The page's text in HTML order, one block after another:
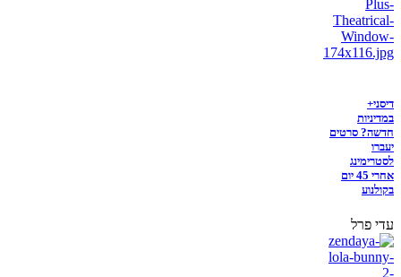
דיסני+
במדיניות
חדשה? סרטים
יעברו
לסטרימינג
אחרי 45 יום
בקולנוע
עדי פרל